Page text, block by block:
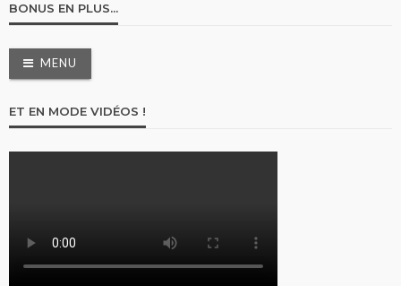
BONUS EN PLUS…
MENU
ET EN MODE VIDÉOS !